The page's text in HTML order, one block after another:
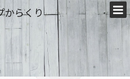
からくり